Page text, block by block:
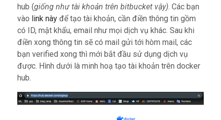
hub (giống như tài khoản trên bitbucket vậy). Các bạn
vào link này để tạo tài khoản, cần điền thông tin gồm
có ID, mật khẩu, email như mọi dịch vụ khác. Sau khi
điền xong thông tin sẽ có mail gửi tới hòm mail, các
bạn verified xong thì mới bắt đầu sử dụng dịch vụ
được. Hình dưới là minh hoạ tạo tài khoản trên docker
hub.